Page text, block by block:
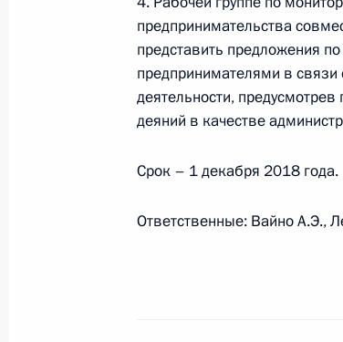
Вручение орденов
31 мая 2017 года, 17:15
городской больницы
предпринимательства
представить предложения
предпринимателями в
деятельности,
деяний в качестве
Срок – 1 декабря 2018 года.
Ответственные: Вайно А.Э.,